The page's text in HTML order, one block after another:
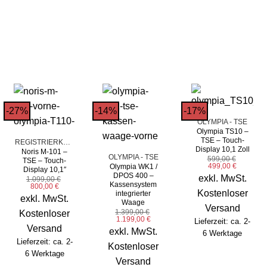
-27%
Noris M-101 –
TSE – Touch-
Display 10,1″
1.099,00€
Ursprünglicher
Preis
war:
800,00 €Aktueller
Preis
ist:
exkl. MwSt.
Kostenloser
Versand
Lieferzeit: ca. 2-
6 Werktage
-14%
OLYMPIA - TSE
Olympia WK1 /
DPOS 400 –
Kassensystem
integrierter
Waage
1.399,00€
Ursprünglicher
Preis
war:
1.199,00 €Aktueller
Preis
ist:
exkl. MwSt.
Kostenloser
Versand
-17%
OLYMPIA - TSE
Olympia TS10 –
TSE – Touch-
Display 10,1 Zoll
599,00€
Ursprünglicher
Preis
war:
499,00€Aktueller
Preis
ist:
exkl. MwSt.
Kostenloser
Versand
Lieferzeit: ca. 2-
6 Werktage